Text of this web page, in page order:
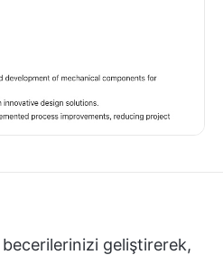
becerilerinizi geliştirerek,